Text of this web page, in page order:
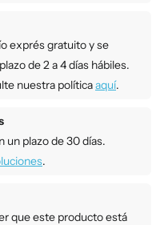
exprés gratuito y se
de 2 a 4 días hábiles.
nuestra políticaaquí.
un plazo de 30 días.
.
que este producto está